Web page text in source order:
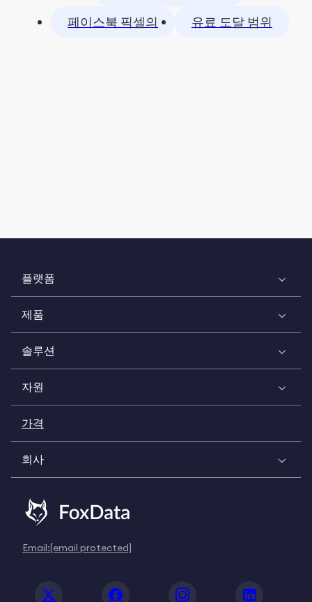
페이스북 픽셀의
유료 도달 범위
플랫폼
제품
솔루션
자원
가격
회사
Email:[email protected]